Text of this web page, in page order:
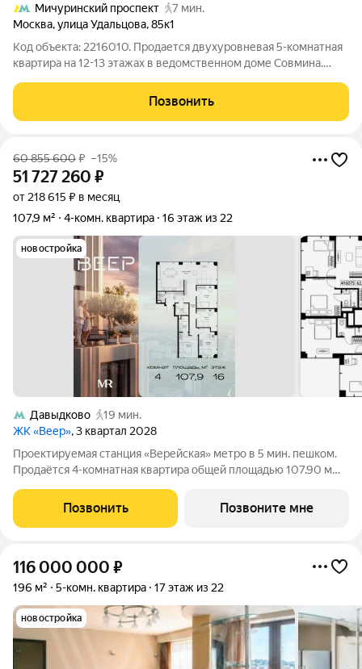
Мичуринский проспект
7 мин.
Москва,улица Удальцова,85к1
Код объекта: 2216010. Продается двухуровневая 5-комнатная
квартира на 12-13 этажах в ведомственном доме Совмина.
качественный капитальный ремонт и осуществлена
последующая дизайнерская отделка, заменены
Позвонить
60 855 600₽ –15%
51 727 260 ₽
от 218 615 ₽ в месяц
107,9 м²
4-комн. квартира 16 этаж из 22
новостройка
Давыдково
19 мин.
ЖК «Веер», 3 квартал 2028
Проектируемая станция «Верейская» метро в 5 мин. пешком.
Продаётся 4-комнатная квартира общей площадью 107.90 м
это жилой квартал бизнес-класса в престижном ЗАО Москвы
всего 5 минут до
Позвонить Позвоните мне
116 000 000 ₽
196 м² 5-комн. квартира 17 этаж из 22
новостройка